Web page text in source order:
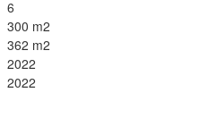
6
300 m2
362 m2
2022
2022